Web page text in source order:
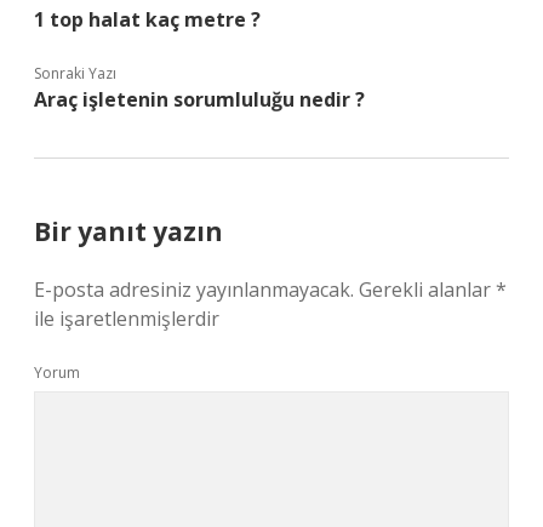
1 top halat kaç metre ?
Sonraki Yazı
Araç işletenin sorumluluğu nedir ?
Bir yanıt yazın
E-posta adresiniz yayınlanmayacak. Gerekli alanlar*
ile işaretlenmişlerdir
Yorum